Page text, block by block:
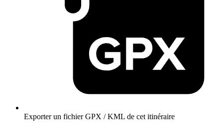
Exporter un fichier GPX / KML de cet itinéraire